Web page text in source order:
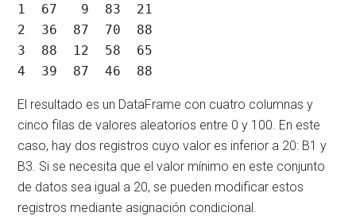
1  67   9  83  21
2  36  87  70  88
3  88  12  58  65
4  39  87  46  88
El resultado es un DataFrame con cuatro columnas y
cinco filas de valores aleatorios entre 0 y 100. En este
caso, hay dos registros cuyo valor es inferior a 20: B1 y
B3. Si se necesita que el valor mínimo en este conjunto
de datos sea igual a 20, se pueden modificar estos
registros mediante asignación condicional.